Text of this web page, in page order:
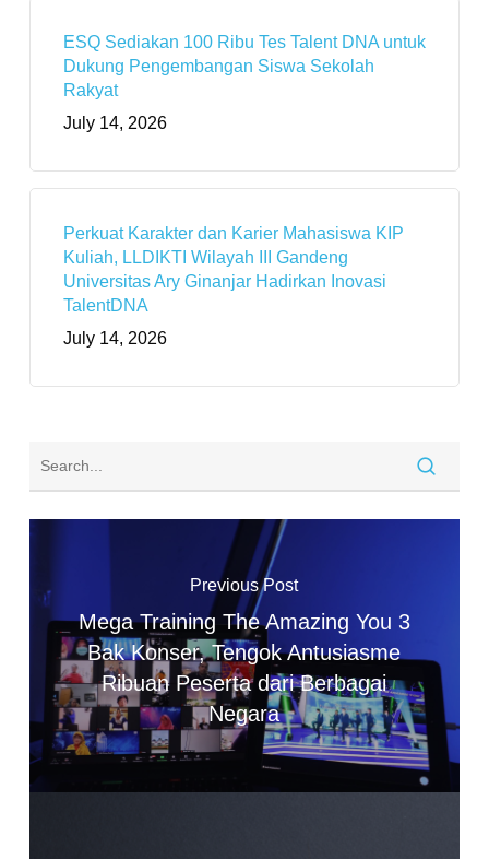
ESQ Sediakan 100 Ribu Tes Talent DNA untuk
Dukung Pengembangan Siswa Sekolah
Rakyat
July 14, 2026
Perkuat Karakter dan Karier Mahasiswa KIP
Kuliah, LLDIKTI Wilayah III Gandeng
Universitas Ary Ginanjar Hadirkan Inovasi
TalentDNA
July 14, 2026
Previous Post
Mega Training The Amazing You 3
Bak Konser, Tengok Antusiasme
Ribuan Peserta dari Berbagai
Negara